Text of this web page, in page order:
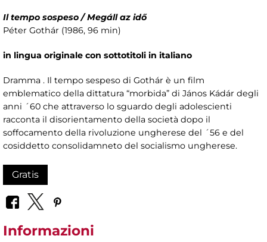
Il tempo sospeso / Megáll az idő
Péter Gothár (1986, 96 min)
in lingua originale con sottotitoli in italiano
Dramma . Il tempo sespeso di Gothár è un film
emblematico della dittatura “morbida” di János Kádár degli
anni ´60 che attraverso lo sguardo degli adolescienti
racconta il disorientamento della società dopo il
soffocamento della rivoluzione ungherese del ´56 e del
cosiddetto consolidamneto del socialismo ungherese.
Gratis
Informazioni